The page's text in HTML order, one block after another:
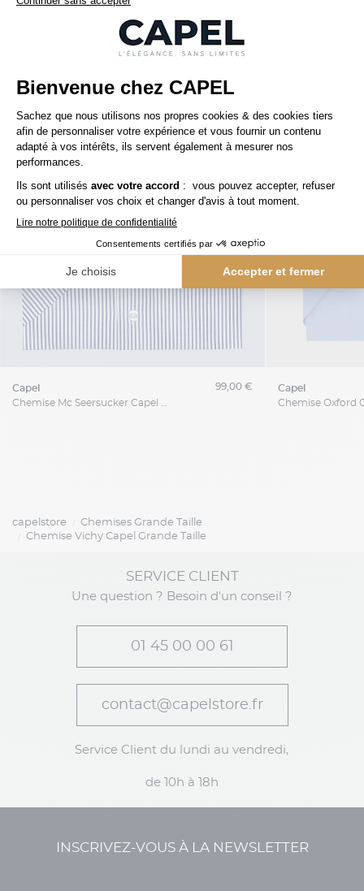
Nos clients aiment aussi
capel
Chemise Mc Seersucker Capel Grande Taille
99,00 € capel
capelstore
Chemises Grande Taille
Chemise Vichy Capel Grande Taille
SERVICE CLIENT
Une question ? Besoin d'un conseil ?
01 45 00 00 61
contact@capelstore.fr
Service Client du lundi au vendredi,
de 10h à 18h
INSCRIVEZ-VOUS À LA NEWSLETTER